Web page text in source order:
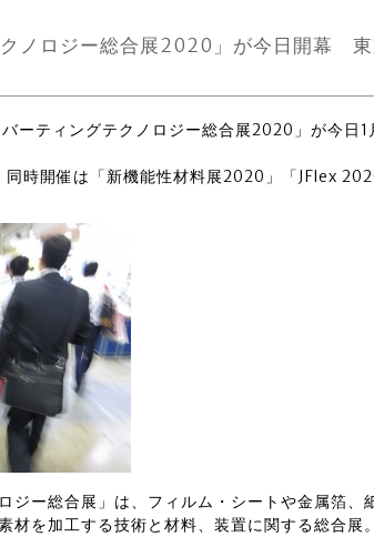
クノロジー総合展2020」が今日開幕 東
ーティングテクノロジー総合展2020」が今日
同時開催は「新機能性材料展2020」「JFlex
ジー総合展」は、フィルム・シートや金属箔、
材を加工する技術と材料、装置に関する総合展